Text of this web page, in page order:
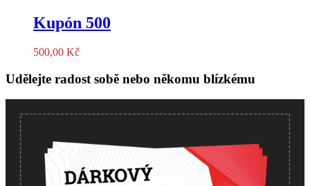
Kupón 500
500,00 Kč
Udělejte radost sobě nebo někomu blízkému